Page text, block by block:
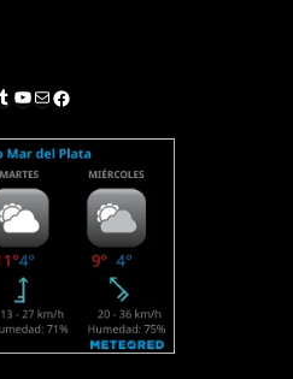
Tumblr
YouTube
Correo electrónico
Facebook